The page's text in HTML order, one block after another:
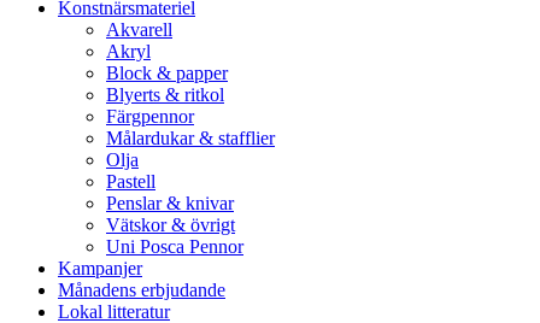
Konstnärsmateriel
Akvarell
Akryl
Block & papper
Blyerts & ritkol
Färgpennor
Målardukar & stafflier
Olja
Pastell
Penslar & knivar
Vätskor & övrigt
Uni Posca Pennor
Kampanjer
Månadens erbjudande
Lokal litteratur